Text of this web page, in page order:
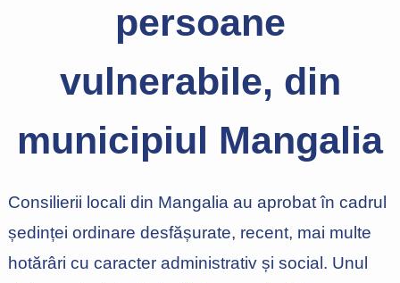
persoane
vulnerabile, din
municipiul Mangalia
Consilierii locali din Mangalia au aprobat în cadrul
ședinței ordinare desfășurate, recent, mai multe
hotărâri cu caracter administrativ și social. Unul